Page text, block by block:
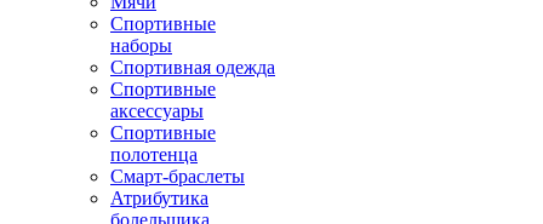
Спортивные
наборы
Спортивная одежда
Спортивные
аксессуары
Спортивные
полотенца
Смарт-браслеты
Атрибутика
болельщика